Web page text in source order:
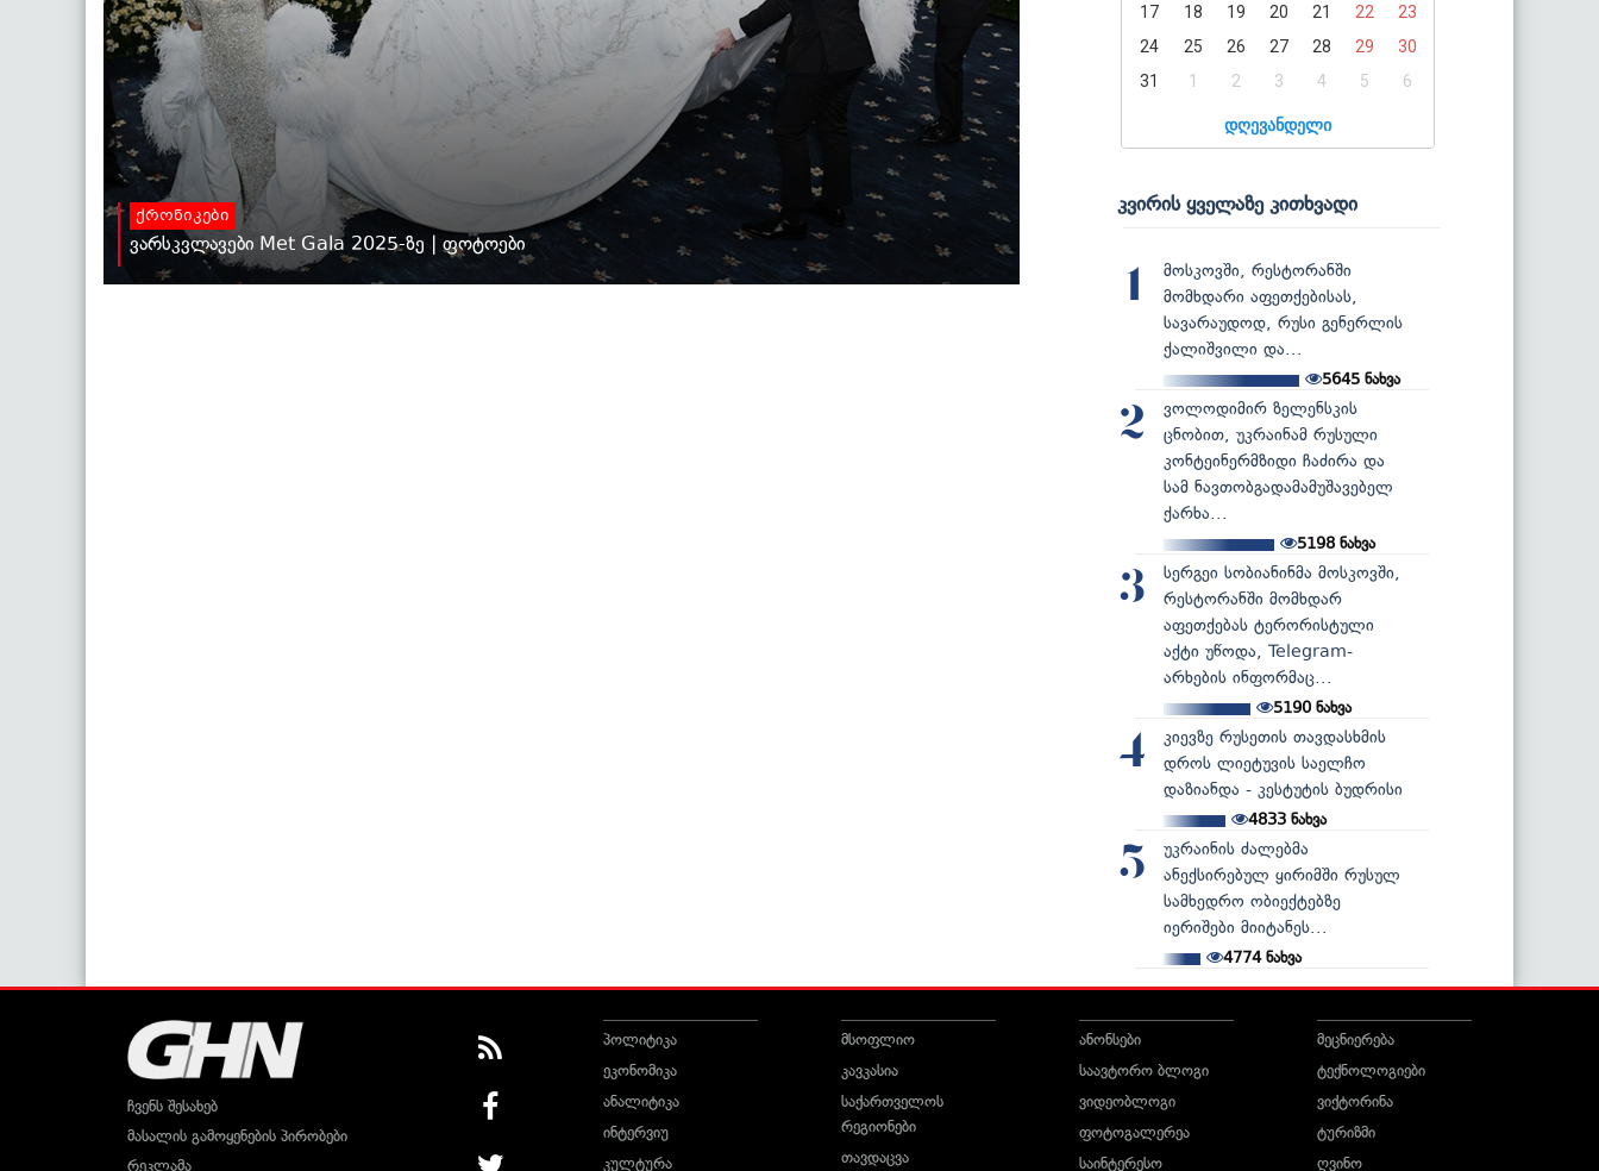
ქრონიკები
ვარსკვლავები Met Gala 2025-ზე | ფოტოები
17
18 19 20 21 22
23
24
25 26 27 28 29
30
31
1 2 3 4 5 6
დღევანდელი
კვირის ყველაზე კითხვადი
1
მოსკოვში, რესტორანში
მომხდარი აფეთქებისას,
სავარაუდოდ, რუსი გენერლის
ქალიშვილი და...
5645 ნახვა
2
ვოლოდიმირ ზელენსკის
ცნობით, უკრაინამ რუსული
კონტეინერმზიდი ჩაძირა და
სამ ნავთობგადამამუშავებელ
ქარხა...
5198 ნახვა
3
სერგეი სობიანინმა მოსკოვში,
რესტორანში მომხდარ
აფეთქებას ტერორისტული
აქტი უწოდა, Telegram-
არხების ინფორმაც...
5190ნახვა
4
კიევზე რუსეთის თავდასხმის
დროს ლიეტუვის საელჩო
დაზიანდა - კესტუტის ბუდრისი
4833ნახვა
5
უკრაინის ძალებმა
ანექსირებულ ყირიმში რუსულ
სამხედრო ობიექტებზე
იერიშები მიიტანეს...
4774ნახვა
ჩვენს შესახებ
მასალის გამოყენების პირობები
რეკლამა
პოლიტიკა
ეკონომიკა
ანალიტიკა
ინტერვიუ
კულტურა
მსოფლიო
კავკასია
საქართველოს
რეგიონები
თავდაცვა
ანონსები
საავტორო ბლოგი
ვიდეობლოგი
ფოტოგალერეა
საინტერესო
მეცნიერება
ტექნოლოგიები
ვიქტორინა
ტურიზმი
ღვინო